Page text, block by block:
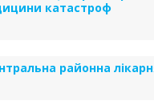
катастроф
районна